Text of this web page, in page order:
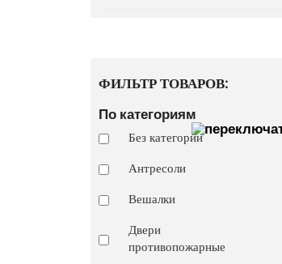
ФИЛЬТР ТОВАРОВ:
По категориям
Без категории
Антресоли
Вешалки
Двери
противопожарные